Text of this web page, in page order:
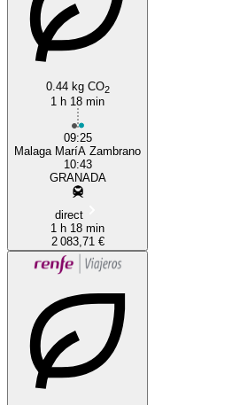
0.44 kg CO2
1 h 18 min
09:25
Malaga MaríA Zambrano
10:43
GRANADA
direct
1 h 18 min
2 083,71 €